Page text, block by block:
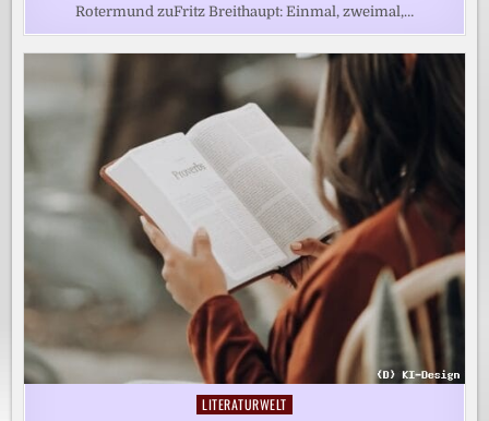
Rotermund zuFritz Breithaupt: Einmal, zweimal,…
Posted
LITERATURWELT